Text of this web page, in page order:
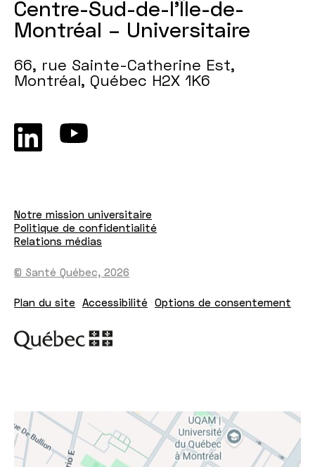
Centre-Sud-de-l’Île-de-
Montréal – Universitaire
66, rue Sainte-Catherine Est,
Montréal, Québec H2X 1K6
© Santé Québec, 2026
Plan du site Accessibilité Options de consentement
Notre mission universitaire
Politique de confidentialité
Relations médias